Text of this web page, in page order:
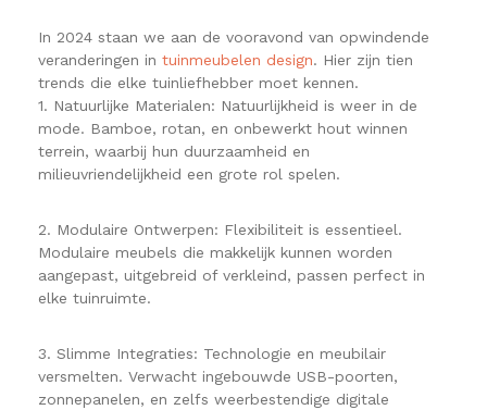
In 2024 staan we aan de vooravond van opwindende
veranderingen in tuinmeubelen design. Hier zijn tien
trends die elke tuinliefhebber moet kennen.
1. Natuurlijke Materialen: Natuurlijkheid is weer in de
mode. Bamboe, rotan, en onbewerkt hout winnen
terrein, waarbij hun duurzaamheid en
milieuvriendelijkheid een grote rol spelen.
2. Modulaire Ontwerpen: Flexibiliteit is essentieel.
Modulaire meubels die makkelijk kunnen worden
aangepast, uitgebreid of verkleind, passen perfect in
elke tuinruimte.
3. Slimme Integraties: Technologie en meubilair
versmelten. Verwacht ingebouwde USB-poorten,
zonnepanelen, en zelfs weerbestendige digitale